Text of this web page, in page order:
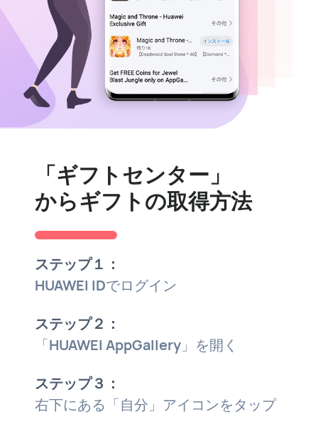
「ギフトセンター」
からギフトの取得方法
ステップ１：
HUAWEI IDでログイン
ステップ２：
「HUAWEI AppGallery 」を開く
ステップ３：
右下にある「自分」アイコンをタップ